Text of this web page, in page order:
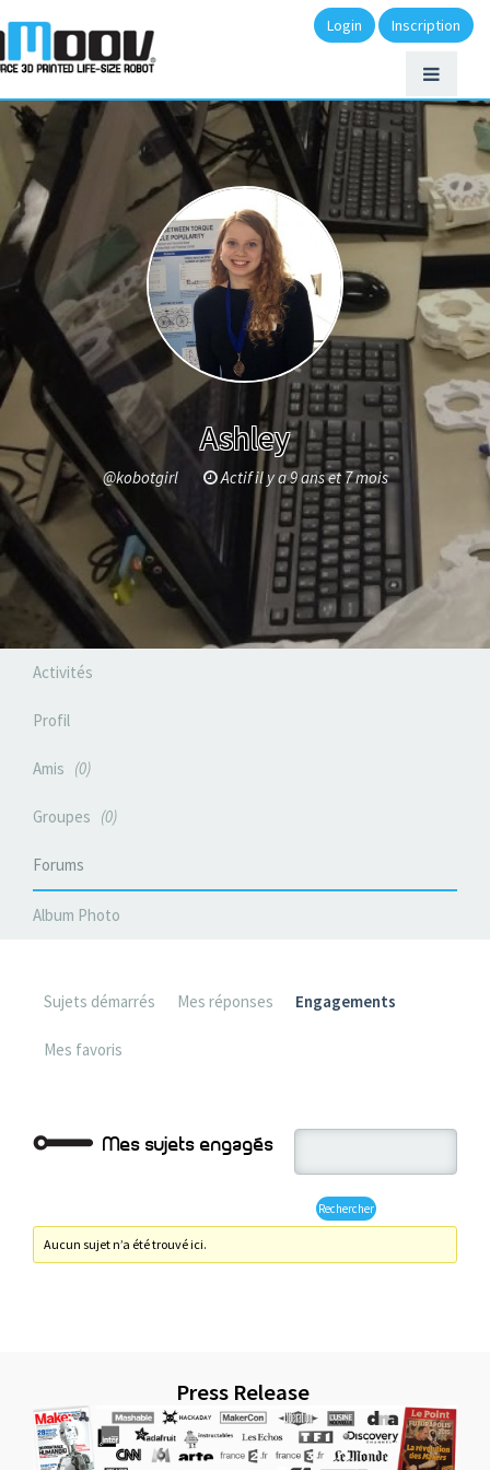
Login Inscription
Ashley
@kobotgirl Actif il y a 9 ans et 7 mois
Activités
Profil
Amis 0
Groupes 0
Forums
Album Photo
Sujets démarrés Mes réponses Engagements
Mes favoris
Mes sujets engagés
Aucun sujet n’a été trouvé ici.
Press Release